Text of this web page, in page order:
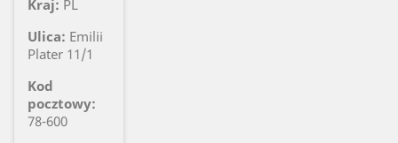
Kraj: PL
Ulica: Emilii
Plater 11/1
Kod
pocztowy:
78-600